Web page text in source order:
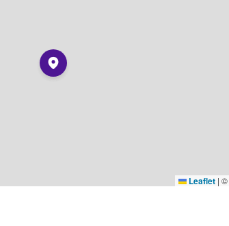
Leaflet | ©